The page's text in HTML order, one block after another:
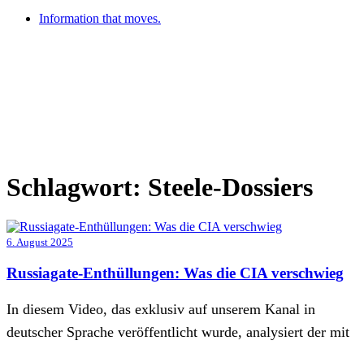
Information that moves.
Schlagwort: Steele-Dossiers
6. August 2025
Russiagate-Enthüllungen: Was die CIA verschwieg
In diesem Video, das exklusiv auf unserem Kanal in
deutscher Sprache veröffentlicht wurde, analysiert der mit